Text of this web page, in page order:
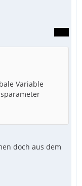
Variable
doch aus dem